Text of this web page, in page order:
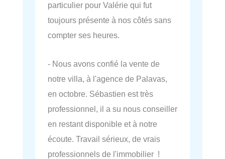
particulier pour Valérie qui fut
toujours présente à nos côtés sans
compter ses heures.
- Nous avons confié la vente de
notre villa, à l'agence de Palavas,
en octobre. Sébastien est très
professionnel, il a su nous conseiller
en restant disponible et à notre
écoute. Travail sérieux, de vrais
professionnels de l'immobilier !